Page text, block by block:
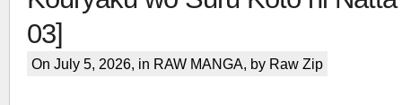
03]
On July 5, 2026, in RAW MANGA, by Raw Zip